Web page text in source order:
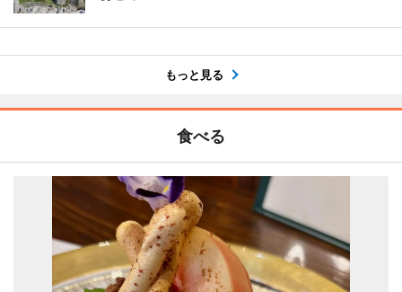
もっと見る
食べる